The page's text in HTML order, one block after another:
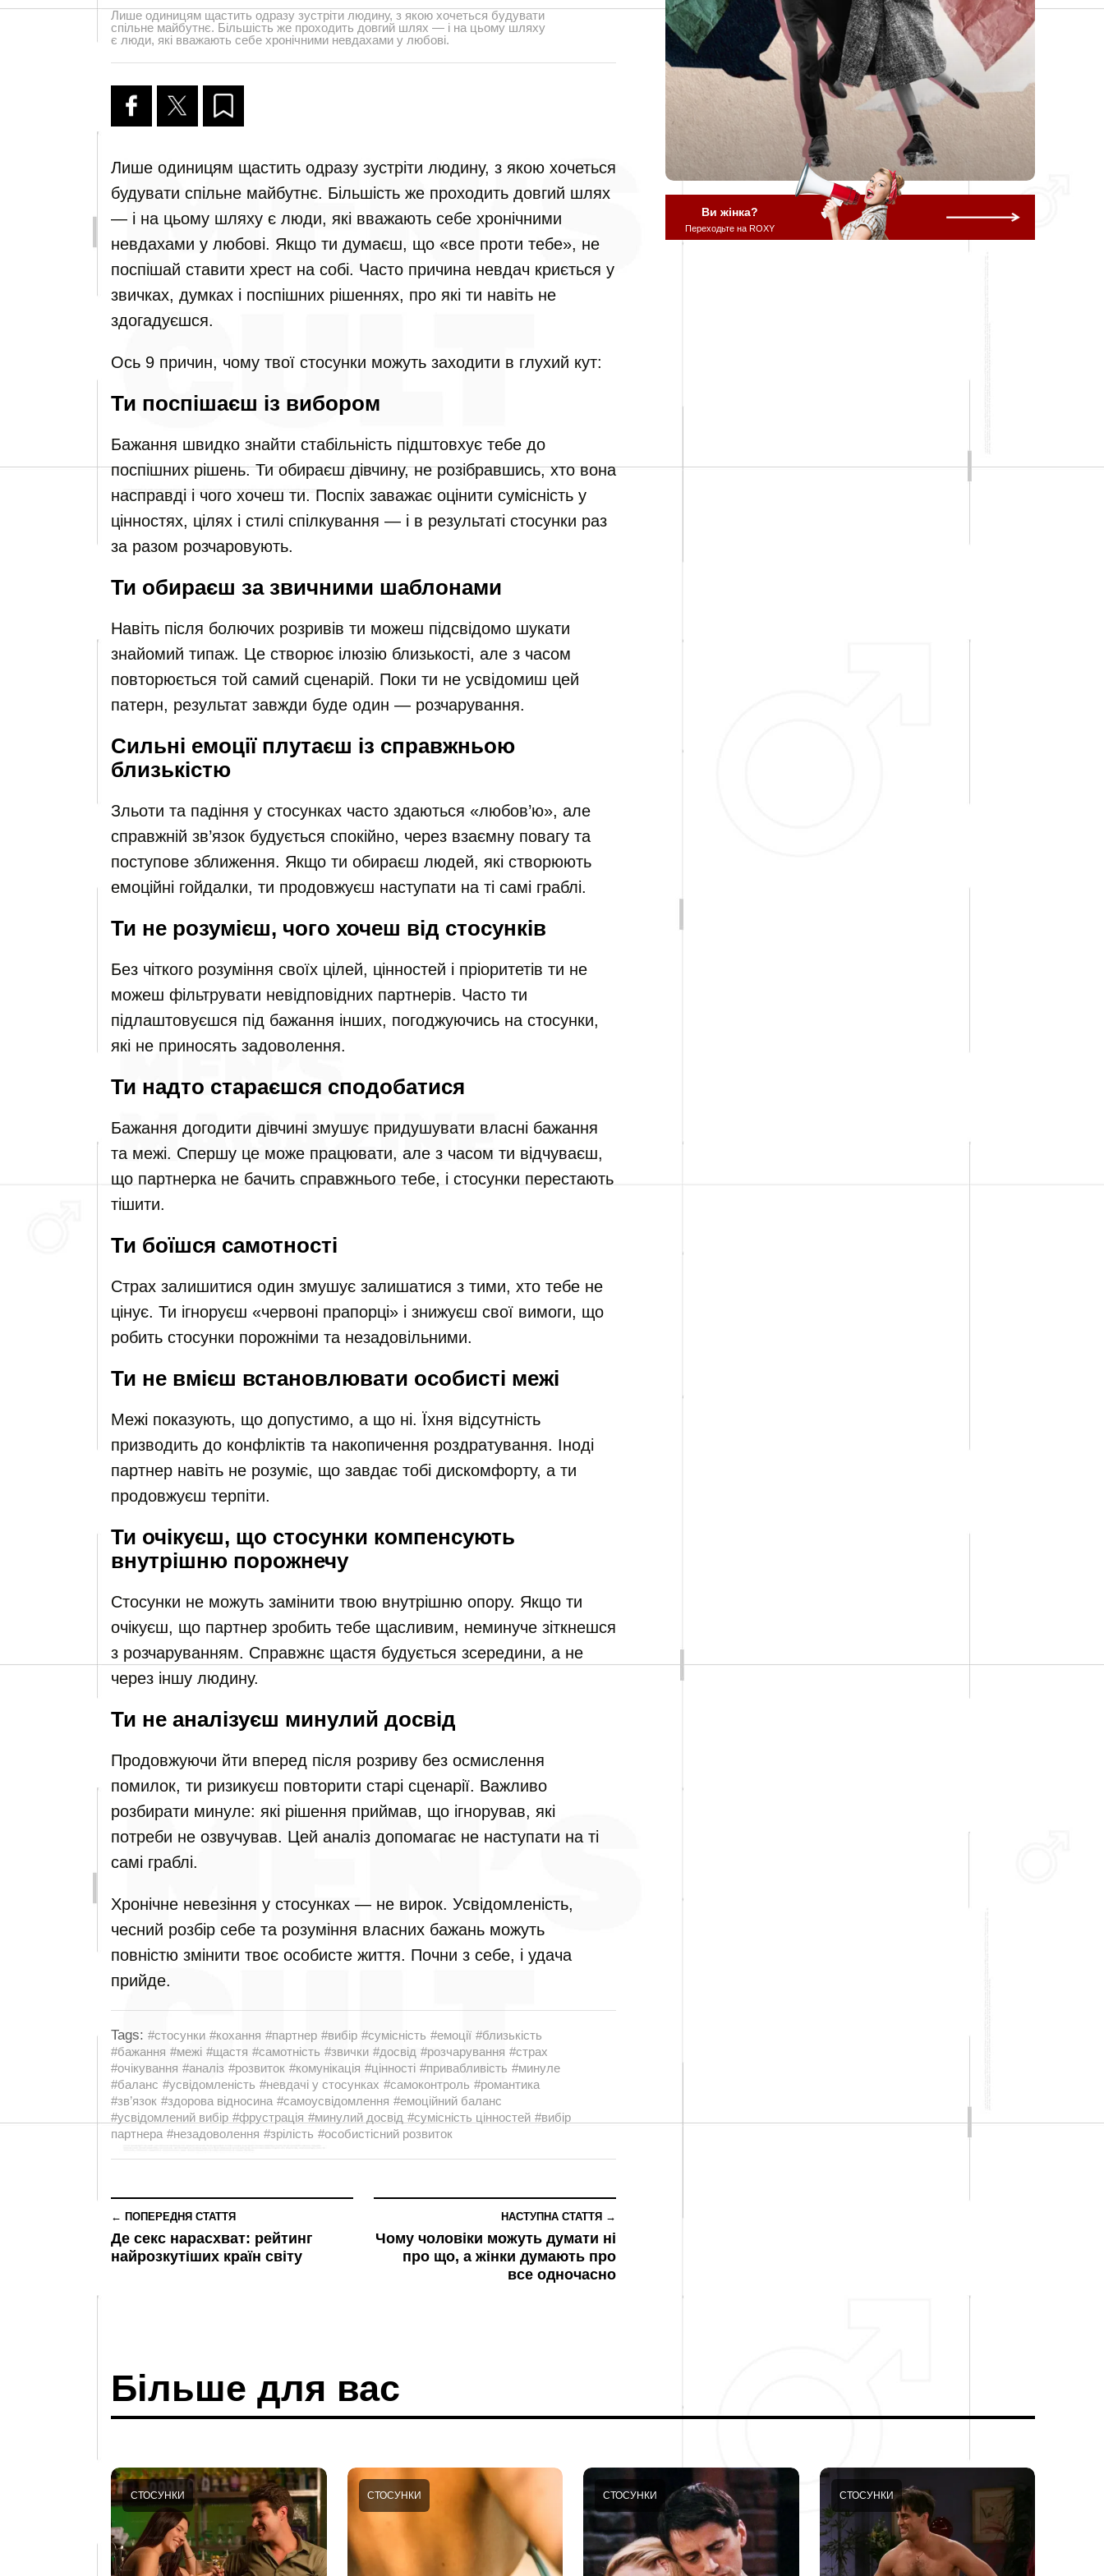
Лише одиницям щастить одразу зустріти людину, з якою хочеться будувати
спільне майбутнє. Більшість же проходить довгий шлях — і на цьому шляху
є люди, які вважають себе хронічними невдахами у любові.
Лише одиницям щастить одразу зустріти людину, з якою хочеться
будувати спільне майбутнє. Більшість же проходить довгий шлях
— і на цьому шляху є люди, які вважають себе хронічними
невдахами у любові. Якщо ти думаєш, що «все проти тебе», не
поспішай ставити хрест на собі. Часто причина невдач криється у
звичках, думках і поспішних рішеннях, про які ти навіть не
здогадуєшся.
Ось 9 причин, чому твої стосунки можуть заходити в глухий кут:
Ти поспішаєш із вибором
Бажання швидко знайти стабільність підштовхує тебе до
поспішних рішень. Ти обираєш дівчину, не розібравшись, хто вона
насправді і чого хочеш ти. Поспіх заважає оцінити сумісність у
цінностях, цілях і стилі спілкування — і в результаті стосунки раз
за разом розчаровують.
Ти обираєш за звичними шаблонами
Навіть після болючих розривів ти можеш підсвідомо шукати
знайомий типаж. Це створює ілюзію близькості, але з часом
повторюється той самий сценарій. Поки ти не усвідомиш цей
патерн, результат завжди буде один — розчарування.
Сильні емоції плутаєш із справжньою
близькістю
Зльоти та падіння у стосунках часто здаються «любов’ю», але
справжній зв’язок будується спокійно, через взаємну повагу та
поступове зближення. Якщо ти обираєш людей, які створюють
емоційні гойдалки, ти продовжуєш наступати на ті самі граблі.
Ти не розумієш, чого хочеш від стосунків
Без чіткого розуміння своїх цілей, цінностей і пріоритетів ти не
можеш фільтрувати невідповідних партнерів. Часто ти
підлаштовуєшся під бажання інших, погоджуючись на стосунки,
які не приносять задоволення.
Ти надто стараєшся сподобатися
Бажання догодити дівчині змушує придушувати власні бажання
та межі. Спершу це може працювати, але з часом ти відчуваєш,
що партнерка не бачить справжнього тебе, і стосунки перестають
тішити.
Ти боїшся самотності
Страх залишитися один змушує залишатися з тими, хто тебе не
цінує. Ти ігноруєш «червоні прапорці» і знижуєш свої вимоги, що
робить стосунки порожніми та незадовільними.
Ти не вмієш встановлювати особисті межі
Межі показують, що допустимо, а що ні. Їхня відсутність
призводить до конфліктів та накопичення роздратування. Іноді
партнер навіть не розуміє, що завдає тобі дискомфорту, а ти
продовжуєш терпіти.
Ти очікуєш, що стосунки компенсують
внутрішню порожнечу
Стосунки не можуть замінити твою внутрішню опору. Якщо ти
очікуєш, що партнер зробить тебе щасливим, неминуче зіткнешся
з розчаруванням. Справжнє щастя будується зсередини, а не
через іншу людину.
Ти не аналізуєш минулий досвід
Продовжуючи йти вперед після розриву без осмислення
помилок, ти ризикуєш повторити старі сценарії. Важливо
розбирати минуле: які рішення приймав, що ігнорував, які
потреби не озвучував. Цей аналіз допомагає не наступати на ті
самі граблі.
Хронічне невезіння у стосунках — не вирок. Усвідомленість,
чесний розбір себе та розуміння власних бажань можуть
повністю змінити твоє особисте життя. Почни з себе, і удача
прийде.
Tags: #стосунки #кохання #партнер #вибір #сумісність #емоції #близькість
#бажання #межі #щастя #самотність #звички #досвід #розчарування #страх
#очікування #аналіз #розвиток #комунікація #цінності #привабливість #минуле
#баланс #усвідомленість #невдачі у стосунках #самоконтроль #романтика
#зв’язок #здорова відносина #самоусвідомлення #емоційний баланс
#усвідомлений вибір #фрустрація #минулий досвід #сумісність цінностей #вибір
партнера #незадоволення #зрілість #особистісний розвиток
← ПОПЕРЕДНЯ СТАТТЯ
Де секс нарасхват: рейтинг
найрозкутіших країн світу
НАСТУПНА СТАТТЯ →
Чому чоловіки можуть думати ні
про що, а жінки думають про
все одночасно
Ви жінка?
Переходьте на ROXY
Більше для вас
СТОСУНКИ СТОСУНКИ СТОСУНКИ СТОСУНКИ